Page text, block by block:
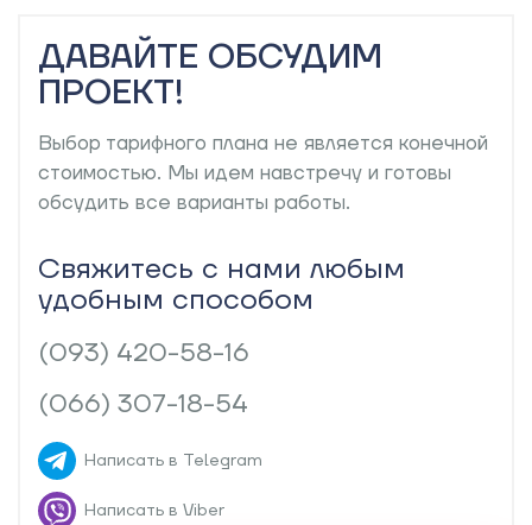
ДАВАЙТЕ ОБСУДИМ
ПРОЕКТ!
Выбор тарифного плана не является конечной
стоимостью. Мы идем навстречу и готовы
обсудить все варианты работы.
Свяжитесь с нами любым
удобным способом
(093) 420-58-16
(066) 307-18-54
Написать в Telegram
Написать в Viber